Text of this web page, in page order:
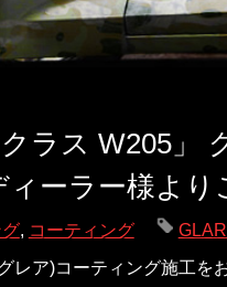
ラス W205」
ーラー様より
, コーティング
ア)コーティング施工を